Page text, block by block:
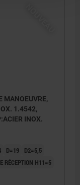
MANOEUVRE,
1.4542,
INOX.
D=19
D2=5,5
RÉCEPTION H11=5